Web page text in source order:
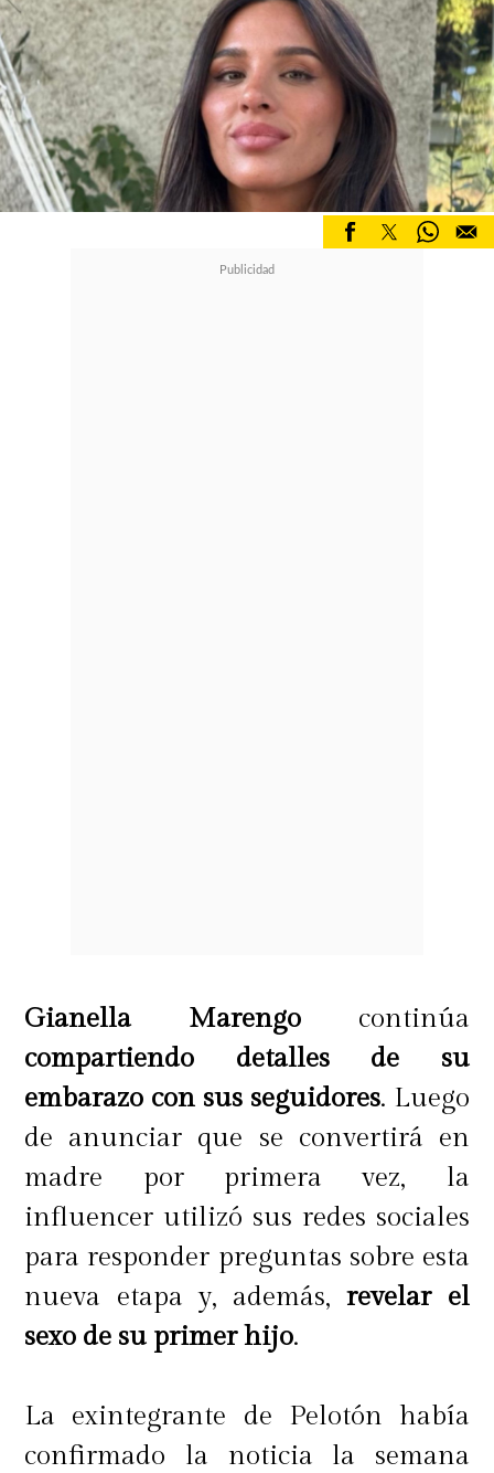
también estaba comprometida con
Tiago y no tenía ojos para nadie
tampoco", explicó. Para intentar
aclarar la veracidad de la historia, la
producción del espacio contactó al
comunicador, pero este declinó
participar debido a problemas de
Gianella Marengo continúa
compartiendo detalles de su
embarazo con sus seguidores. Luego
de anunciar que se convertirá en
madre por primera vez, la
influencer utilizó sus redes sociales
para responder preguntas sobre esta
nueva etapa y, además,revelar el
sexo de su primer hijo.
La exintegrante de Pelotón había
confirmado la noticia la semana